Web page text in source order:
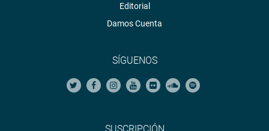
Editorial
Damos Cuenta
SÍGUENOS
SUSCRIPCIÓN